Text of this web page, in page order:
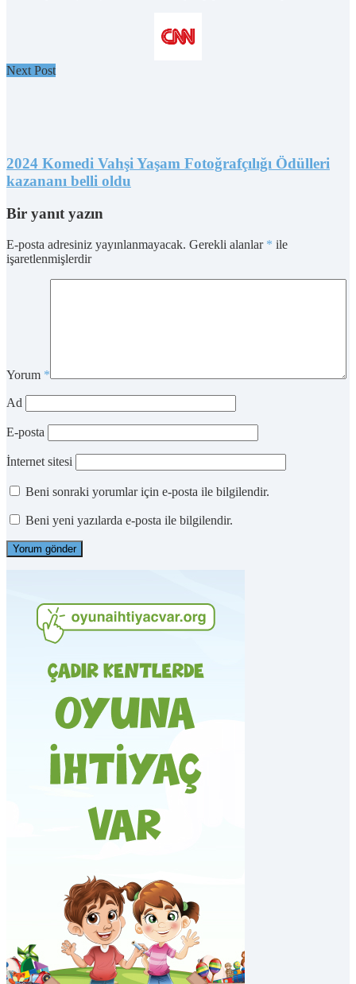
Next Post
2024 Komedi Vahşi Yaşam Fotoğrafçılığı Ödülleri
kazananı belli oldu
Bir yanıt yazın
E-posta adresiniz yayınlanmayacak. Gerekli alanlar * ile
işaretlenmişlerdir
Yorum *
Ad
E-posta
İnternet sitesi
Beni sonraki yorumlar için e-posta ile bilgilendir.
Beni yeni yazılarda e-posta ile bilgilendir.